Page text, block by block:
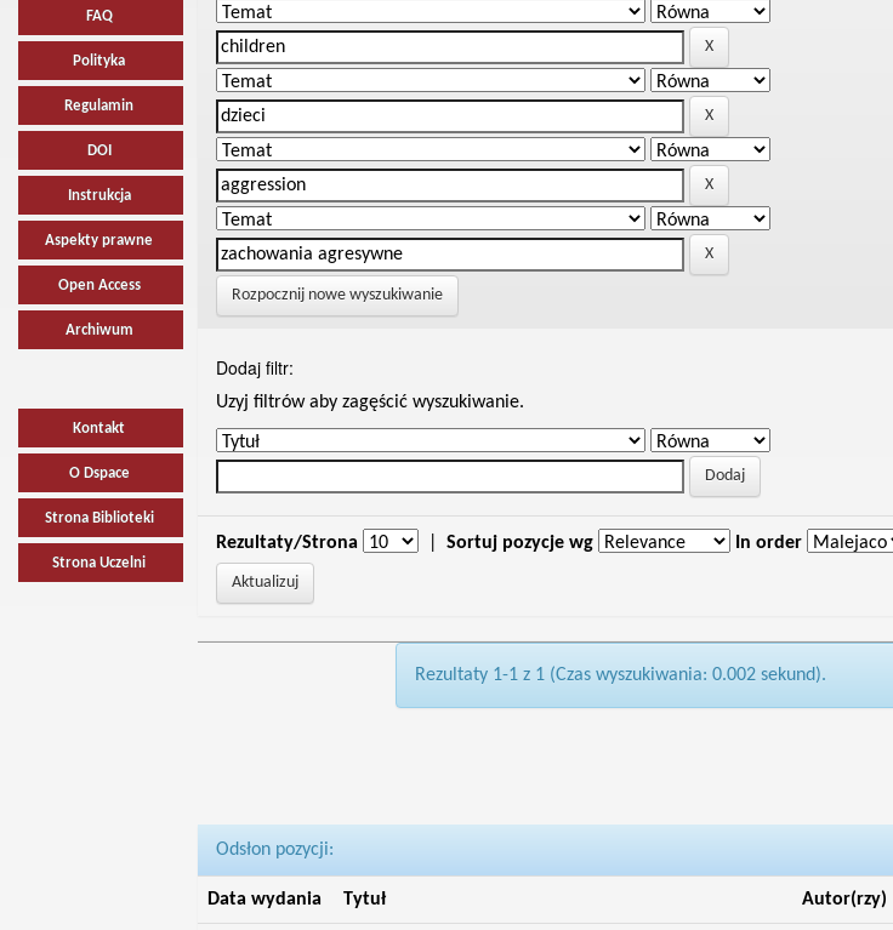
FAQ
Polityka
Regulamin
DOI
Instrukcja
Aspekty prawne
Open Access
Archiwum
Kontakt
O Dspace
Strona Biblioteki
Strona Uczelni
Rozpocznij nowe wyszukiwanie
Dodaj filtr:
Uzyj filtrów aby zagęścić wyszukiwanie.
Rezultaty/Strona Sortuj pozycje wg In order
Rezultaty 1-1 z 1 (Czas wyszukiwania: 0.002 sekund).
Odsłon pozycji:
Data wydania Tytuł Autor(rzy)